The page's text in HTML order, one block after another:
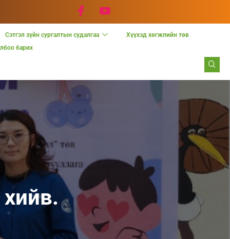
Сэтгэл зүйн сургалтын судалгаа
Хүүхэд хөгжлийн төв
барих